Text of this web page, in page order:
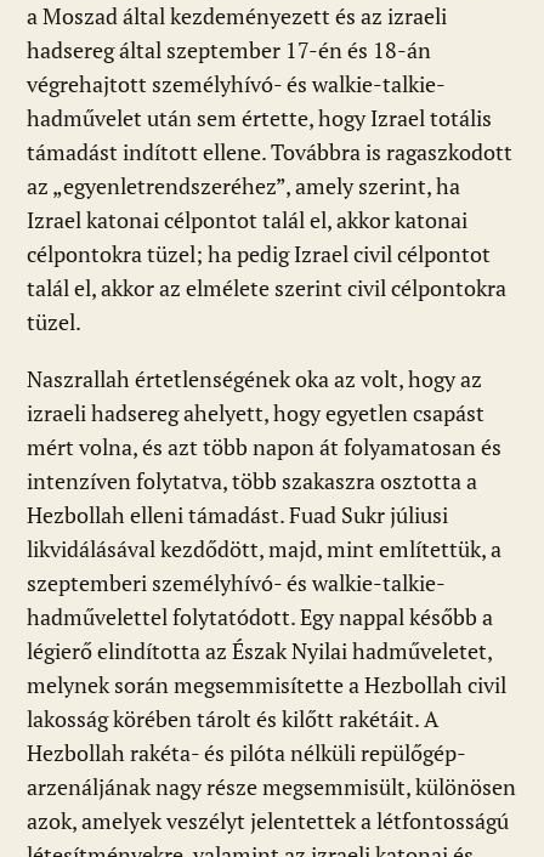
a Moszad által kezdeményezett és az izraeli
hadsereg által szeptember 17-én és 18-án
végrehajtott személyhívó- és walkie-talkie-
hadművelet után sem értette, hogy Izrael totális
támadást indított ellene. Továbbra is ragaszkodott
az „egyenletrendszeréhez”, amely szerint, ha
Izrael katonai célpontot talál el, akkor katonai
célpontokra tüzel; ha pedig Izrael civil célpontot
talál el, akkor az elmélete szerint civil célpontokra
tüzel.
Naszrallah értetlenségének oka az volt, hogy az
izraeli hadsereg ahelyett, hogy egyetlen csapást
mért volna, és azt több napon át folyamatosan és
intenzíven folytatva, több szakaszra osztotta a
Hezbollah elleni támadást. Fuad Sukr júliusi
likvidálásával kezdődött, majd, mint említettük, a
szeptemberi személyhívó- és walkie-talkie-
hadművelettel folytatódott. Egy nappal később a
légierő elindította az Észak Nyilai hadműveletet,
melynek során megsemmisítette a Hezbollah civil
lakosság körében tárolt és kilőtt rakétáit. A
Hezbollah rakéta- és pilóta nélküli repülőgép-
arzenáljának nagy része megsemmisült, különösen
azok, amelyek veszélyt jelentettek a létfontosságú